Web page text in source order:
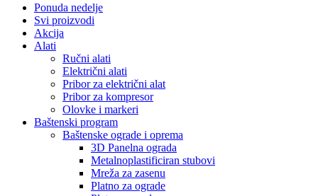
Ponuda nedelje
Svi proizvodi
Akcija
Alati
Ručni alati
Električni alati
Pribor za električni alat
Pribor za kompresor
Olovke i markeri
Baštenski program
Baštenske ograde i oprema
3D Panelna ograda
Metalnoplastificiran stubovi
Mreža za zasenu
Platno za ograde